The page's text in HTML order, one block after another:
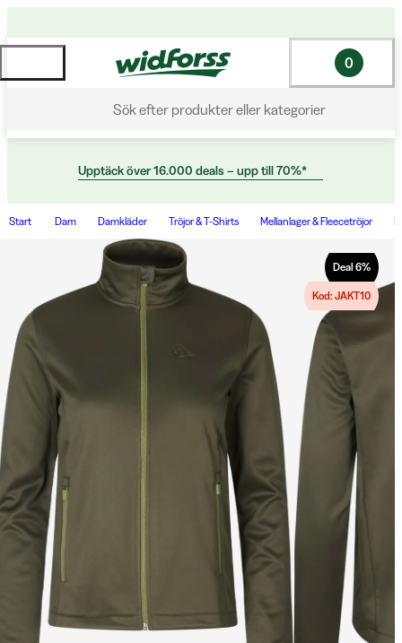
Sök efter produkter eller kategorier
0
Upptäck över 16.000 deals – upp till 70%*
Start Dam Damkläder Tröjor & T-Shirts Mellanlager & Fleecetröjor
Deal 6%
Kod: JAKT10